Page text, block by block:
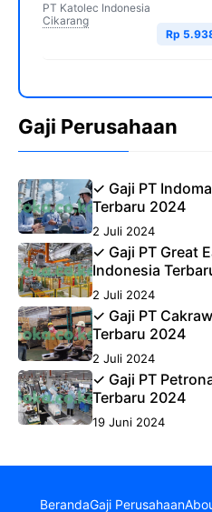
PT Katolec Indonesia
Cikarang
Rp
Gaji Perusahaan
✓ Gaji PT
Terbaru 2024
2 Juli 2024
✓ Gaji PT Great
Indonesia
2 Juli 2024
✓ Gaji PT
Terbaru 2024
2 Juli 2024
✓ Gaji PT
Terbaru 2024
19 Juni 2024
BerandaGaji Perusahaan